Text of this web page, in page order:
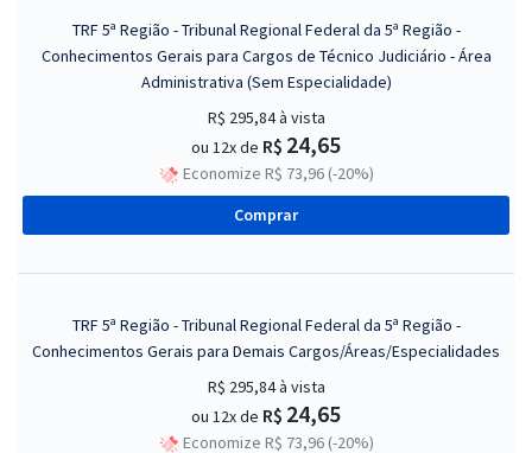
TRF 5ª Região - Tribunal Regional Federal da 5ª Região -
Conhecimentos Gerais para Cargos de Técnico Judiciário - Área
Administrativa (Sem Especialidade)
R$ 295,84à vista
ou 12x de R$ 24,65
Economize R$ 73,96 (-20%)
Comprar
TRF 5ª Região - Tribunal Regional Federal da 5ª Região -
Conhecimentos Gerais para Demais Cargos/Áreas/Especialidades
R$ 295,84à vista
ou 12x de R$ 24,65
Economize R$ 73,96 (-20%)